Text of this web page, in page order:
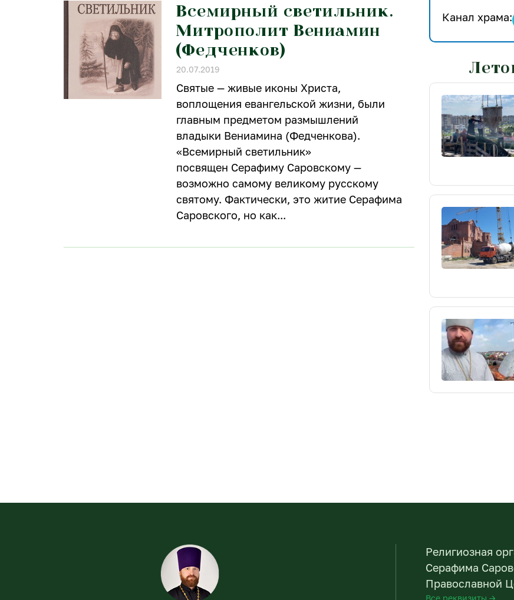
Всемирный светильник.
Митрополит Вениамин
(Федченков)
20.07.2019
Святые — живые иконы Христа,
воплощения евангельской жизни, были
главным предметом размышлений
владыки Вениамина (Федченкова).
«Всемирный светильник»
посвящен Серафиму Саровскому —
возможно самому великому русскому
святому. Фактически, это житие Серафима
Саровского, но как
Канал храма:
Религиозная
Серафима
Православной
Все реквизиты →